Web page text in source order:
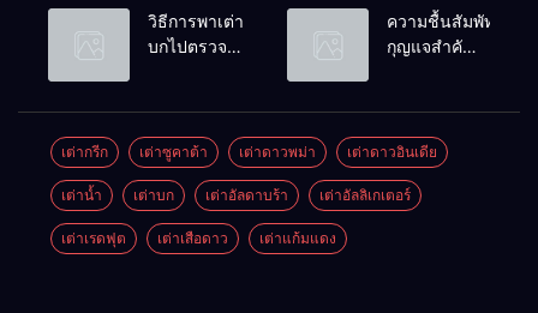
วางไข่ในคอก
เต่า
ดื่มได้ไหม?
วิธีการพาเต่า
บกไปตรวจ
ความชื้นสัมพัทธ์:
กุญแจสำคัญ
เต่ากรีก เต่าซูคาต้า เต่าดาวพม่า เต่าดาวอินเดีย
เต่าน้ำ เต่าบก เต่าอัลดาบร้า เต่าอัลลิเกเตอร์
เต่าเรดฟุต เต่าเสือดาว เต่าแก้มแดง